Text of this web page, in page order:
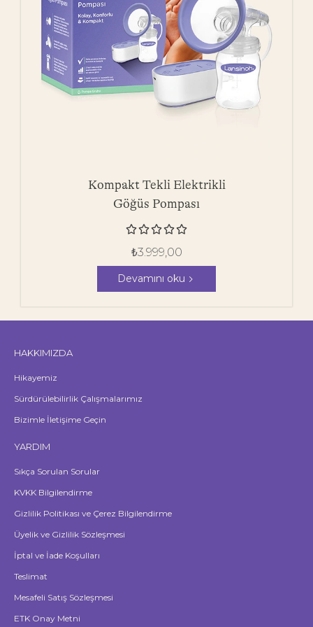
Kompakt Tekli Elektrikli
Göğüs Pompası

₺3.999,00
Devamını oku
HAKKIMIZDA
Hikayemiz
Sürdürülebilirlik Çalışmalarımız
Bizimle İletişime Geçin
YARDIM
Sıkça Sorulan Sorular
KVKK Bilgilendirme
Gizlilik Politikası ve Çerez Bilgilendirme
Üyelik ve Gizlilik Sözleşmesi
İptal ve İade Koşulları
Teslimat
Mesafeli Satış Sözleşmesi
ETK Onay Metni